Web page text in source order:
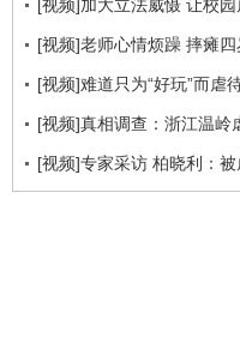
[视频]加大立法威慑 让校
[视频]老师心情烦躁 摔瘫
[视频]难道只为“好玩”而虐
[视频]真相调查：浙江温岭
[视频]专家采访 柏晓利：